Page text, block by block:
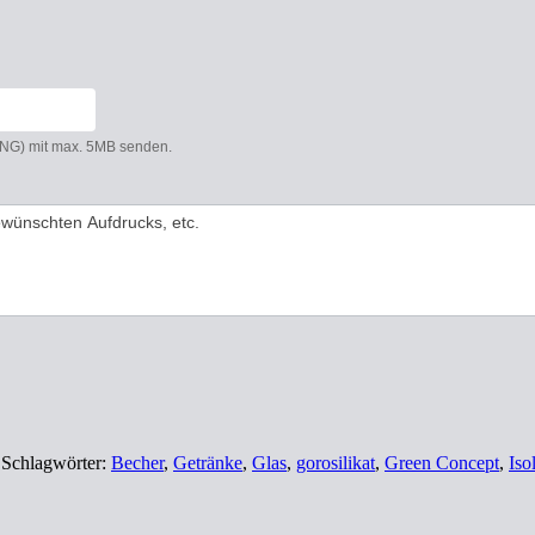
mit max. 5MB senden.
Schlagwörter: Becher, Getränke, Glas, gorosilikat, Green Concept,